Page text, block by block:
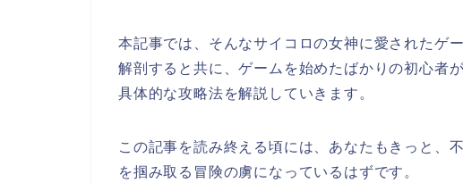
本記事では、そんなサイコロの女神に愛されたゲ
解剖すると共に、ゲームを始めたばかりの初心者
具体的な攻略法を解説していきます。
この記事を読み終える頃には、あなたもきっと、
を掴み取る冒険の虜になっているはずです。